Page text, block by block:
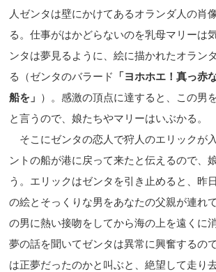
人ゼンタは壁にかけてあるオランダ人の肖
る。仕事がはかどらないのを乳母マリーは
ンタは夢見るように、絵に描かれたオラン
る（ゼンタのバラード
「ヨホホエ！真っ赤
船を」 ）。感激の頂点に達すると、この男
と言うので、娘たちやマリーはいぶかる。
そこにゼンタの恋人で狩人のエリックが
ントの船が港に戻って来たと伝えるので、
う。エリックはゼンタを引き止めると、昨
の絵とそっくりな男をあなたの父親が連れ
の男に熱い接吻をしてから海の上を遠くに
夢の話を聞いてゼンタは異常に興奮するの
は正夢だったのかと叫ぶと、絶望して走り去